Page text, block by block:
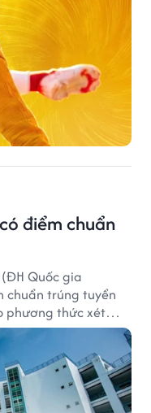
điểm chuẩn
Quốc gia
chuẩn trúng tuyển
phương thức xét